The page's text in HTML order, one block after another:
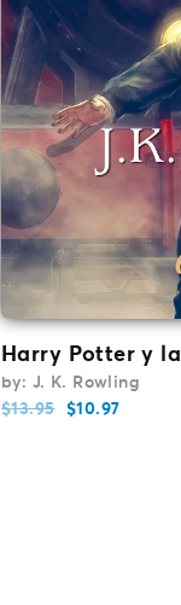
Harry Potter y
by: J. K. Rowling
$13.95 $10.97